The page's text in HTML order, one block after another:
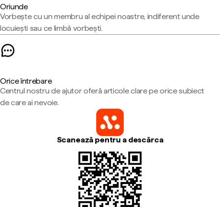
Oriunde
Vorbește cu un membru al echipei noastre, indiferent unde
locuiești sau ce limbă vorbești.
Orice întrebare
Centrul nostru de ajutor oferă articole clare pe orice subiect
de care ai nevoie.
Scanează pentru a descărca